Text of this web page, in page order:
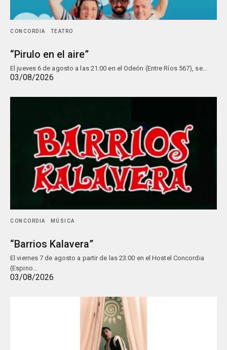
CONCORDIA TEATRO
“Pirulo en el aire”
El jueves 6 de agosto a las 21:00 en el Odeón (Entre Ríos 567), se…
03/08/2026
CONCORDIA MÚSICA
“Barrios Kalavera”
El viernes 7 de agosto a partir de las 23:00 en el Hostel Concordia
(Espino…
03/08/2026